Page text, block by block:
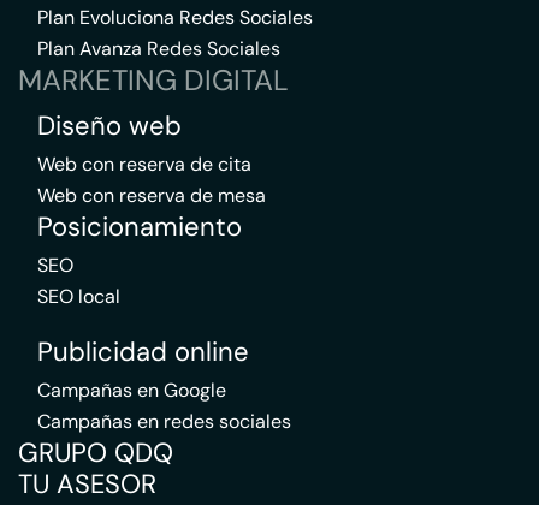
Plan Evoluciona Redes Sociales
Plan Avanza Redes Sociales
MARKETING DIGITAL
Diseño web
Web con reserva de cita
Web con reserva de mesa
Posicionamiento
SEO
SEO local
Publicidad online
Campañas en Google
Campañas en redes sociales
GRUPO QDQ
TU ASESOR